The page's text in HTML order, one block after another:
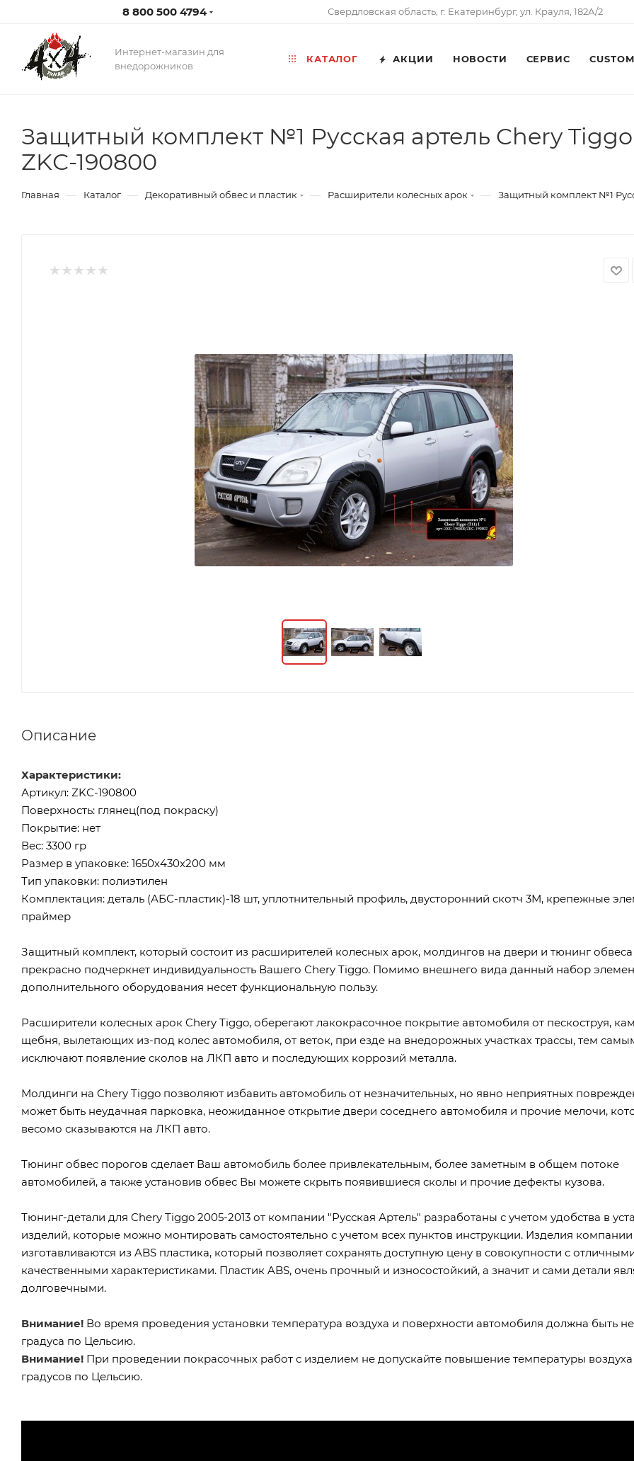
8 800 500 4794 Свердловская область, г. Екатеринбург, ул. Крауля, 182А/2
Интернет-магазин для
внедорожников
КАТАЛОГ АКЦИИ НОВОСТИ СЕРВИС CUSTOM
Защитный комплект №1 Русская артель Chery Tiggo
ZKС-190800
Главная — Каталог — Декоративный обвес и пластик — Расширители колесных арок — Защитный комплект №1
Описание
Характеристики:
Артикул: ZKС-190800
Поверхность: глянец(под покраску)
Покрытие: нет
Вес: 3300 гр
Размер в упаковке: 1650х430х200 мм
Тип упаковки: полиэтилен
Комплектация: деталь (АБС-пластик)-18 шт, уплотнительный профиль, двусторонний скотч 3М, крепежные
праймер
Защитный комплект, который состоит из расширителей колесных арок, молдингов на двери и тюнинг
прекрасно подчеркнет индивидуальность Вашего Chery Tiggo. Помимо внешнего вида данный набор
дополнительного оборудования несет функциональную пользу.
Расширители колесных арок Chery Tiggo, оберегают лакокрасочное покрытие автомобиля от пескоструя,
щебня, вылетающих из-под колес автомобиля, от веток, при езде на внедорожных участках трассы, тем
исключают появление сколов на ЛКП авто и последующих коррозий металла.
Молдинги на Chery Tiggo позволяют избавить автомобиль от незначительных, но явно неприятных
может быть неудачная парковка, неожиданное открытие двери соседнего автомобиля и прочие мелочи,
весомо сказываются на ЛКП авто.
Тюнинг обвес порогов сделает Ваш автомобиль более привлекательным, более заметным в общем потоке
автомобилей, а также установив обвес Вы можете скрыть появившиеся сколы и прочие дефекты кузова.
Тюнинг-детали для Chery Tiggo 2005-2013 от компании "Русская Артель" разработаны с учетом удобства в
изделий, которые можно монтировать самостоятельно с учетом всех пунктов инструкции. Изделия компании
изготавливаются из ABS пластика, который позволяет сохранять доступную цену в совокупности с
качественными характеристиками. Пластик ABS, очень прочный и износостойкий, а значит и сами детали
долговечными.
Внимание! Во время проведения установки температура воздуха и поверхности автомобиля должна быть
градуса по Цельсию.
Внимание! При проведении покрасочных работ с изделием не допускайте повышение температуры
градусов по Цельсию.